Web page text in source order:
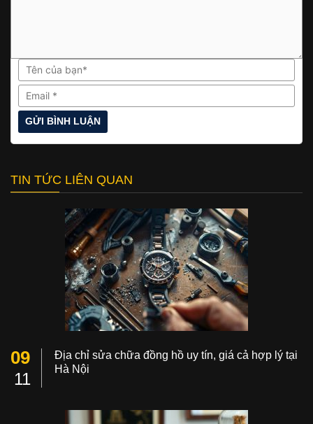
TIN TỨC LIÊN QUAN
09
11
Địa chỉ sửa chữa đồng hồ uy tín, giá cả hợp lý tại
Hà Nội